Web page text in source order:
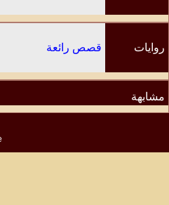
روايات
مشابهة
قصص رائعة